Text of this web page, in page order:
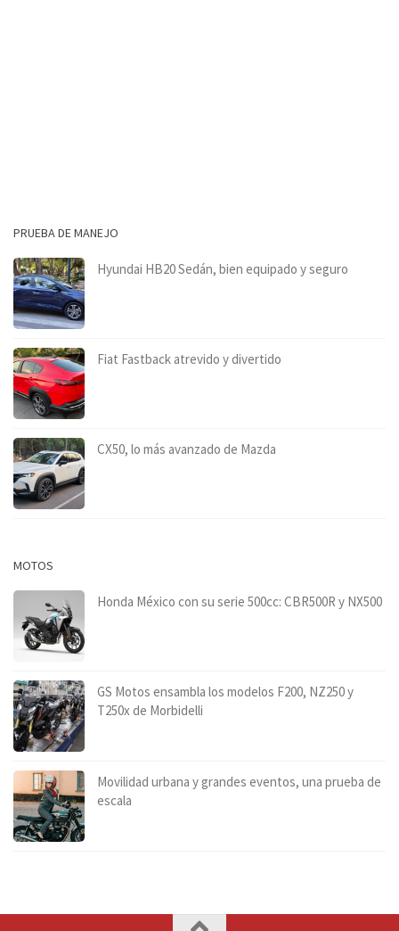
PRUEBA DE MANEJO
Hyundai HB20 Sedán, bien equipado y seguro
Fiat Fastback atrevido y divertido
CX50, lo más avanzado de Mazda
MOTOS
Honda México con su serie 500cc: CBR500R y NX500
GS Motos ensambla los modelos F200, NZ250 y
T250x de Morbidelli
Movilidad urbana y grandes eventos, una prueba de
escala